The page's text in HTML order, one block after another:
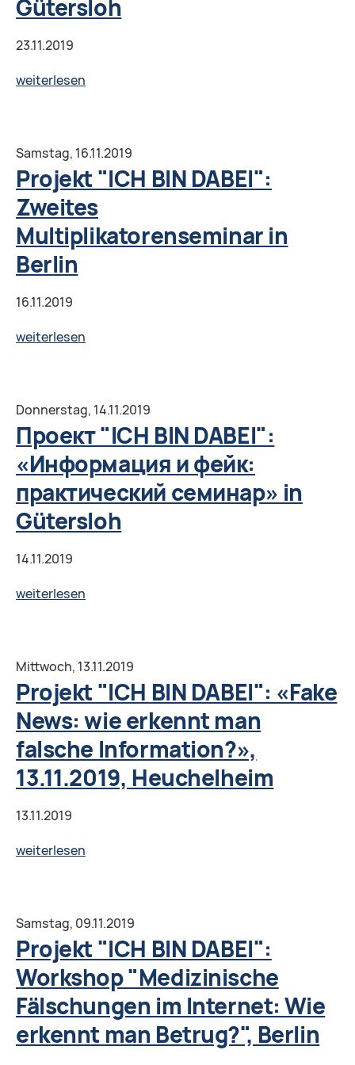
общественными
Берлин
Gütersloh
23.11.2019
weiterlesen
DABEI":
«Как
работает
Jugendamt:
принципы,
Samstag, 16.11.2019
Projekt "ICH BIN DABEI":
Zweites
Multiplikatorenseminar in
Berlin
16.11.2019
weiterlesen
DABEI":
Zweites
Multiplikatorenseminar
in
Berlin
Donnerstag, 14.11.2019
Проект "ICH BIN DABEI":
«Информация и фейк:
практический семинар» in
Gütersloh
14.11.2019
weiterlesen
DABEI":
«Информация
и
фейк:
практический
семинар»
in
Mittwoch, 13.11.2019
Projekt "ICH BIN DABEI": «Fake
News: wie erkennt man
falsche Information?»,
13.11.2019, Heuchelheim
13.11.2019
weiterlesen
DABEI":
«Fake
News:
wie
erkennt
man
falsche
Samstag, 09.11.2019
Projekt "ICH BIN DABEI":
Workshop "Medizinische
Fälschungen im Internet: Wie
erkennt man Betrug?", Berlin